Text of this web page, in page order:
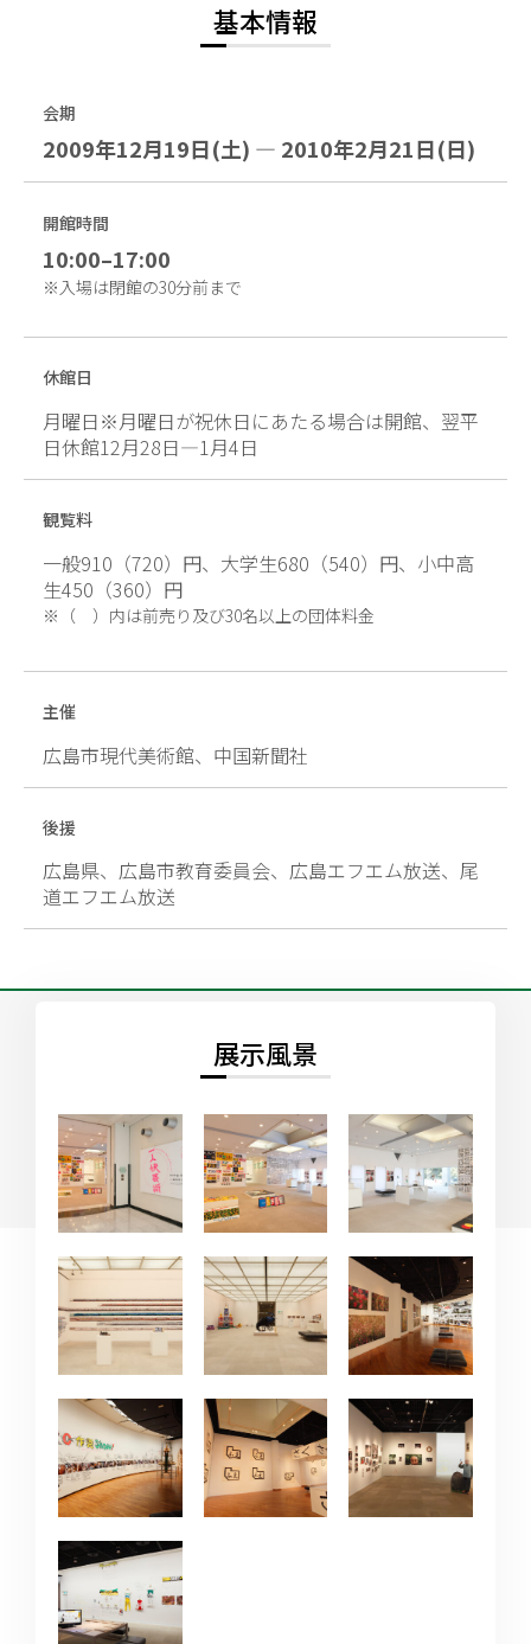
基本情報
会期
2009年12月19日(土) — 2010年2月21日(日)
開館時間
10:00–17:00
※入場は閉館の30分前まで
休館日
月曜日※月曜日が祝休日にあたる場合は開館、翌平
日休館12月28日—1月4日
観覧料
一般910（720）円、大学生680（540）円、小中高
生450（360）円
（ ）内は前売り及び30名以上の団体料金
主催
広島市現代美術館、中国新聞社
後援
広島県、広島市教育委員会、広島エフエム放送、尾
道エフエム放送
展示風景